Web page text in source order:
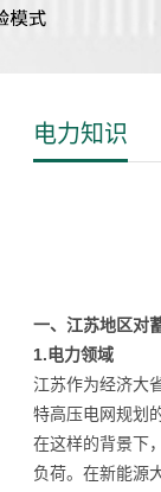
电力知识
一、江苏地区对
1.电力领域
江苏作为经济大
特高压电网规划
在这样的背景下
负荷。在新能源